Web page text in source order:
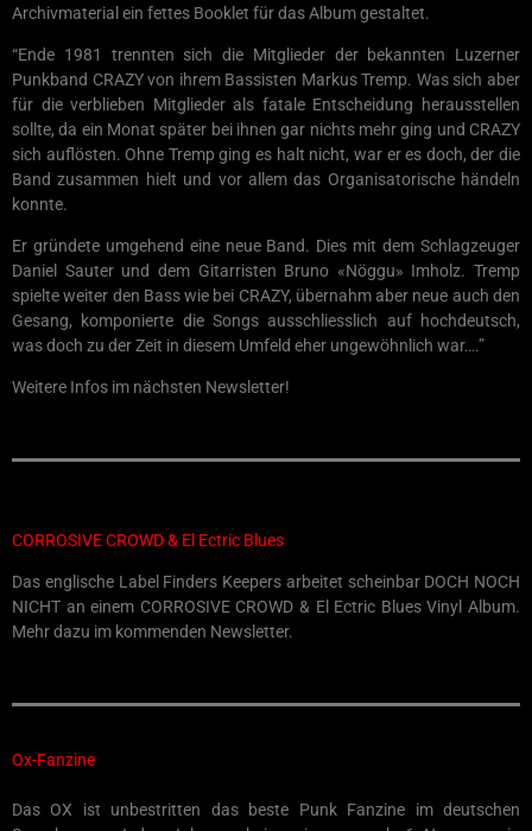
Archivmaterial ein fettes Booklet für das Album gestaltet.
“Ende 1981 trennten sich die Mitglieder der bekannten Luzerner
Punkband CRAZY von ihrem Bassisten Markus Tremp. Was sich aber
für die verblieben Mitglieder als fatale Entscheidung herausstellen
sollte, da ein Monat später bei ihnen gar nichts mehr ging und CRAZY
sich auflösten. Ohne Tremp ging es halt nicht, war er es doch, der die
Band zusammen hielt und vor allem das Organisatorische händeln
konnte.
Er gründete umgehend eine neue Band. Dies mit dem Schlagzeuger
Daniel Sauter und dem Gitarristen Bruno «Nöggu» Imholz. Tremp
spielte weiter den Bass wie bei CRAZY, übernahm aber neue auch den
Gesang, komponierte die Songs ausschliesslich auf hochdeutsch,
was doch zu der Zeit in diesem Umfeld eher ungewöhnlich war….”
Weitere Infos im nächsten Newsletter!
CORROSIVE CROWD & El Ectric Blues
Das englische Label Finders Keepers arbeitet scheinbar DOCH NOCH
NICHT an einem CORROSIVE CROWD & El Ectric Blues Vinyl Album.
Mehr dazu im kommenden Newsletter.
Ox-Fanzine
Das OX ist unbestritten das beste Punk Fanzine im deutschen